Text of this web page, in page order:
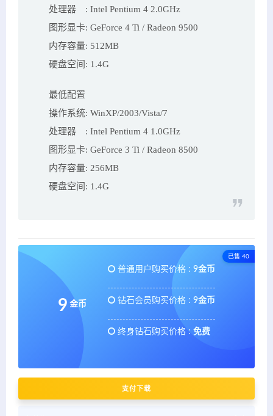
处理器 : Intel Pentium 4 2.0GHz
图形显卡: GeForce 4 Ti / Radeon 9500
内存容量: 512MB
硬盘空间: 1.4G
最低配置
操作系统: WinXP/2003/Vista/7
处理器 : Intel Pentium 4 1.0GHz
图形显卡: GeForce 3 Ti / Radeon 8500
内存容量: 256MB
硬盘空间: 1.4G
已售 40
9 金币
普通用户购买价格 : 9金币
钻石会员购买价格 : 9金币
终身钻石购买价格 : 免费
支付下载